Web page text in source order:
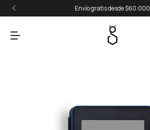
Envío gratis desde $60.000